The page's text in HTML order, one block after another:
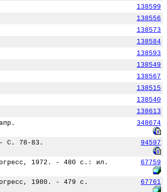
138599
138556
138573
138584
138593
138549
138567
138515
138540
138613
348674
С. 78-83.
94597
1972. - 480 с.: ил. 67759
1980. - 479 с. 67761